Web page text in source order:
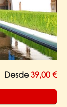
Desde39,00 €